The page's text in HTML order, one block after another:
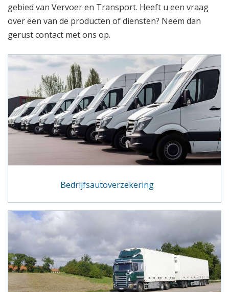
gebied van Vervoer en Transport. Heeft u een vraag
over een van de producten of diensten? Neem dan
gerust contact met ons op.
Bedrijfsautoverzekering